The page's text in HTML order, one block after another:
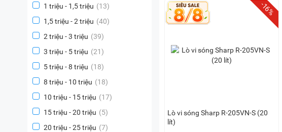
1 triệu - 1,5 triệu (13)
1,5 triệu - 2 triệu (40)
2 triệu - 3 triệu (39)
3 triệu - 5 triệu (21)
5 triệu - 8 triệu (18)
8 triệu - 10 triệu (18)
10 triệu - 15 triệu (17)
15 triệu - 20 triệu (5)
20 triệu - 25 triệu (7)
-16%
Lò vi sóng Sharp R-205VN-S (20
lít)